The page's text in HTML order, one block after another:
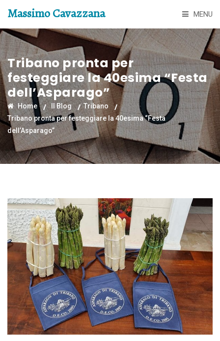
Massimo Cavazzana MENU
Tribano pronta per
festeggiare la 40esima “Festa
dell’Asparago”
Home Il Blog
Tribano
Tribano pronta per festeggiare la 40esima “Festa
dell’Asparago”